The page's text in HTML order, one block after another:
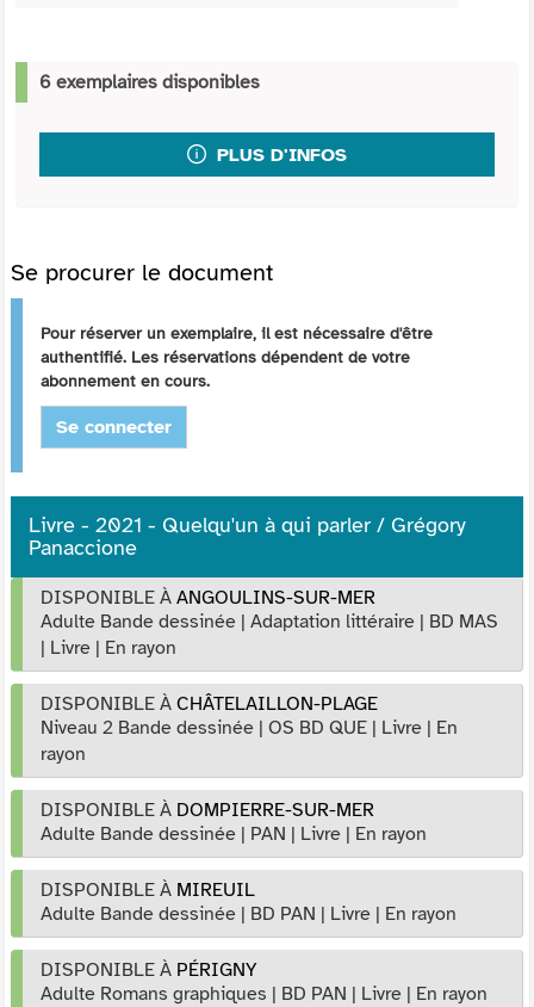
6 exemplaires disponibles
PLUS D'INFOS
Se procurer le document
Pour réserver un exemplaire, il est nécessaire d'être
authentifié. Les réservations dépendent de votre
abonnement en cours.
Se connecter
Livre - 2021 - Quelqu'un à qui parler / Grégory
Panaccione
DISPONIBLE À ANGOULINS-SUR-MER
Adulte Bande dessinée | Adaptation littéraire | BD MAS
| Livre | En rayon
DISPONIBLE À CHÂTELAILLON-PLAGE
Niveau 2 Bande dessinée | OS BD QUE | Livre | En
rayon
DISPONIBLE À DOMPIERRE-SUR-MER
Adulte Bande dessinée | PAN | Livre | En rayon
DISPONIBLE À MIREUIL
Adulte Bande dessinée | BD PAN | Livre | En rayon
DISPONIBLE À PÉRIGNY
Adulte Romans graphiques | BD PAN | Livre | En rayon